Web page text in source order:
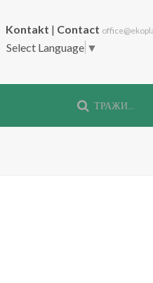
Kontakt | Contact
Select Language ▼